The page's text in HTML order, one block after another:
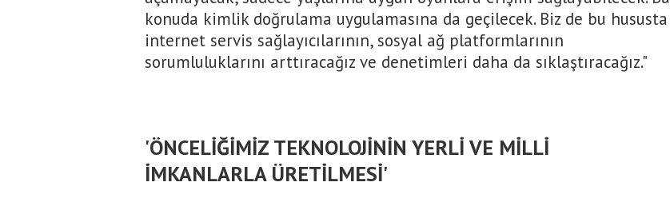
konuda kimlik doğrulama uygulamasına da geçilecek. Biz de bu hususta
internet servis sağlayıcılarının, sosyal ağ platformlarının
sorumluluklarını arttıracağız ve denetimleri daha da sıklaştıracağız."
'ÖNCELİĞİMİZ TEKNOLOJİNİN YERLİ VE MİLLİ
İMKANLARLA ÜRETİLMESİ'